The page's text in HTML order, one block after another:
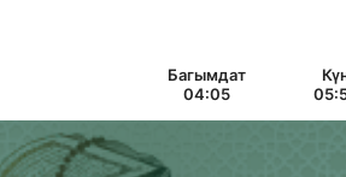
Багымдат
04:05